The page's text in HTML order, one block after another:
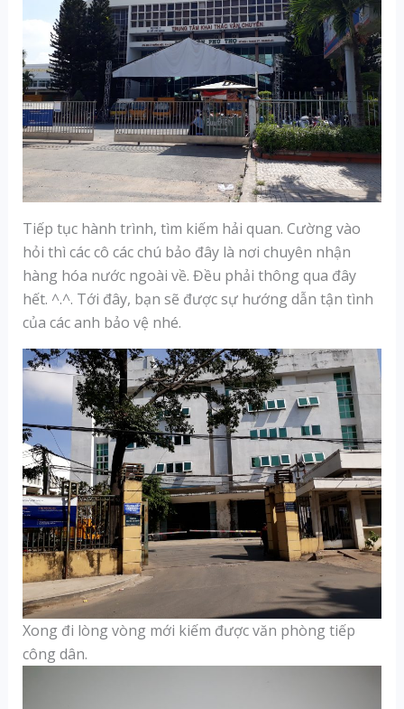
Tiếp tục hành trình, tìm kiếm hải quan. Cường vào
hỏi thì các cô các chú bảo đây là nơi chuyên nhận
hàng hóa nước ngoài về. Đều phải thông qua đây
hết. ^.^. Tới đây, bạn sẽ được sự hướng dẫn tận tình
của các anh bảo vệ nhé.
Xong đi lòng vòng mới kiếm được văn phòng tiếp
công dân.